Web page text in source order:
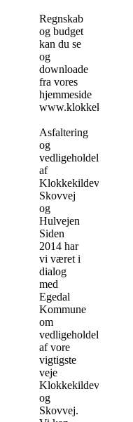
Regnskab
og budget
kan du se
og
downloade
fra vores
hjemmeside
www.klokkekilden.dk
Asfaltering
og
vedligeholdelse
af
Klokkekildevej,
Skovvej
og
Hulvejen
Siden
2014 har
vi været i
dialog
med
Egedal
Kommune
om
vedligeholdelse
af vore
vigtigste
veje
Klokkekildevej
og
Skovvej.